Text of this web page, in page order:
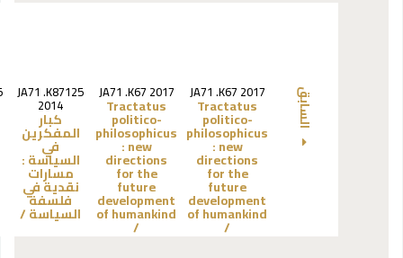
السابق JA71 .K67 2017
Tractatus
politico-
philosophicus
:new
directions
for the
future
development
of humankind
/
JA71 .K67 2017
Tractatus
politico-
philosophicus
:new
directions
for the
future
development
of humankind
/
JA71 .K87125
2014
كبار
المفكرين
في
السياسة :
مسارات
نقدية في
فلسفة
السياسة /